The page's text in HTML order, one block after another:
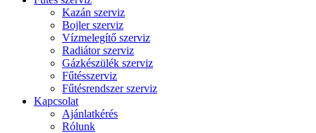
Kazán szerviz
Bojler szerviz
Vízmelegítő szerviz
Radiátor szerviz
Gázkészülék szerviz
Fűtésszerviz
Fűtésrendszer szerviz
Kapcsolat
Ajánlatkérés
Rólunk